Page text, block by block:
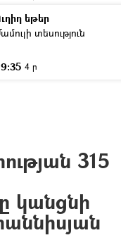
եթեր
տեսություն
4 ր
315
կանցնի